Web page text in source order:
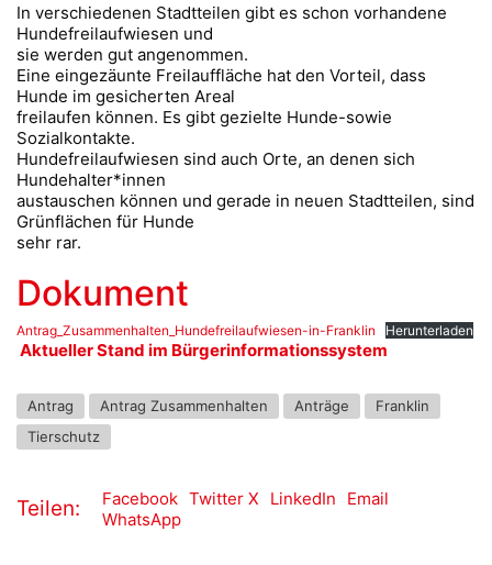
In verschiedenen Stadtteilen gibt es schon vorhandene
Hundefreilaufwiesen und
sie werden gut angenommen.
Eine eingezäunte Freilauffläche hat den Vorteil, dass
Hunde im gesicherten Areal
freilaufen können. Es gibt gezielte Hunde-sowie
Sozialkontakte.
Hundefreilaufwiesen sind auch Orte, an denen sich
Hundehalter*innen
austauschen können und gerade in neuen Stadtteilen, sind
Grünflächen für Hunde
sehr rar.
Dokument
Antrag_Zusammenhalten_Hundefreilaufwiesen-in-Franklin Herunterladen
Aktueller Stand im Bürgerinformationssystem
Antrag Antrag Zusammenhalten Anträge
Franklin
Tierschutz
Teilen: Facebook Twitter X LinkedIn
Email
WhatsApp